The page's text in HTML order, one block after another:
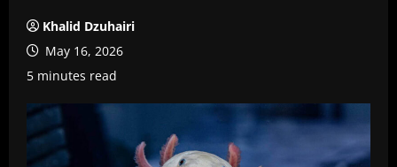
Khalid Dzuhairi
May 16, 2026
5 minutes read